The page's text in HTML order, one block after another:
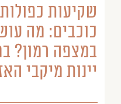
שקיעות
כוכבים: מה
במצפה רמון?
יינות מיקבי